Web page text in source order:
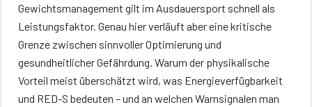
Gewichtsmanagement gilt im Ausdauersport schnell als
Leistungsfaktor. Genau hier verläuft aber eine kritische
Grenze zwischen sinnvoller Optimierung und
gesundheitlicher Gefährdung. Warum der physikalische
Vorteil meist überschätzt wird, was Energieverfügbarkeit
und RED-S bedeuten – und an welchen Warnsignalen man